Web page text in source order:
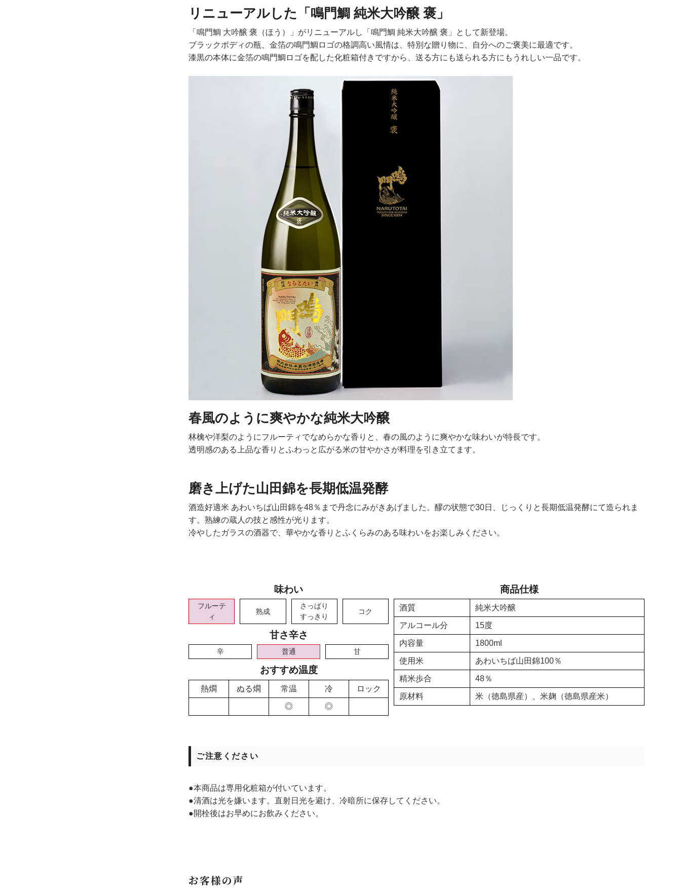
リニューアルした「鳴門鯛 純米大吟醸 褒」
「鳴門鯛 大吟醸 褒（ほう）」がリニューアルし「鳴門鯛 純米大吟醸 褒」として新登場。
ブラックボディの瓶、金箔の鳴門鯛ロゴの格調高い風情は、特別な贈り物に、自分へのご褒美に最適です。
漆黒の本体に金箔の鳴門鯛ロゴを配した化粧箱付きですから、送る方にも送られる方にもうれしい一品です。
春風のように爽やかな純米大吟醸
林檎や洋梨のようにフルーティでなめらかな香りと、春の風のように爽やかな味わいが特長です。
透明感のある上品な香りとふわっと広がる米の甘やかさが料理を引き立てます。
磨き上げた山田錦を長期低温発酵
酒造好適米 あわいちば山田錦を48％まで丹念にみがきあげました。醪の状態で30日、じっくりと長期低温発酵にて造られま
す。熟練の蔵人の技と感性が光ります。
冷やしたガラスの酒器で、華やかな香りとふくらみのある味わいをお楽しみください。
味わい
フルーテ
ィ
熟成
さっぱり
すっきり
コク
甘さ辛さ
辛 普通 甘
おすすめ温度
熱燗 ぬる燗 常温 冷 ロック
◎ ◎
商品仕様
酒質 純米大吟醸
アルコール分 15度
内容量 1800ml
使用米 あわいちば山田錦100％
精米歩合 48％
原材料 米（徳島県産）、米麹（徳島県産米）
ご注意ください
●本商品は専用化粧箱が付いています。
●清酒は光を嫌います。直射日光を避け、冷暗所に保存してください。
●開栓後はお早めにお飲みください。
お客様の声